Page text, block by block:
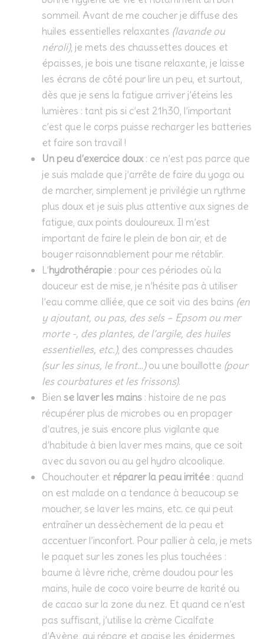
sommeil. Avant de me coucher je diffuse des
huiles essentielles relaxantes (lavande ou
néroli), je mets des chaussettes douces et
épaisses, je bois une tisane relaxante, je laisse
les écrans de côté pour lire un peu, et surtout,
dès que je sens la fatigue arriver j’éteins les
lumières : tant pis si c’est 21h30, l’important
c’est que le corps puisse recharger les batteries
et faire son travail !
Un peu d’exercice doux: ce n’est pas parce que
je suis malade que j’arrête de faire du yoga ou
de marcher, simplement je privilégie un rythme
plus doux et je suis plus attentive aux signes de
fatigue, aux points douloureux. Il m’est
important de faire le plein de bon air, et de
bouger raisonnablement pour me rétablir.
L’hydrothérapie : pour ces périodes où la
douceur est de mise, je n’hésite pas à utiliser
l’eau comme alliée, que ce soit via des bains (en
y ajoutant, ou pas, des sels – Epsom ou mer
morte -, des plantes, de l’argile, des huiles
essentielles, etc.), des compresses chaudes
(sur les sinus, le front…)ou une bouillotte (pour
les courbatures et les frissons).
Biense laver les mains : histoire de ne pas
récupérer plus de microbes ou en propager
d’autres, je suis encore plus vigilante que
d’habitude à bien laver mes mains, que ce soit
avec du savon ou au gel hydro alcoolique.
Chouchouter et réparer la peau irritée : quand
on est malade on a tendance à beaucoup se
moucher, se laver les mains, etc. ce qui peut
entraîner un dessèchement de la peau et
accentuer l’inconfort. Pour pallier à cela, je mets
le paquet sur les zones les plus touchées :
baume à lèvre riche, crème doudou pour les
mains, huile de coco voire beurre de karité ou
de cacao sur la zone du nez. Et quand ce n’est
pas suffisant, j’utilise la crème Cicalfate
d’Avène, qui répare et apaise les épidermes